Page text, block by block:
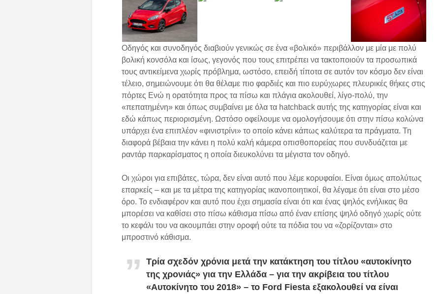
Οδηγός και συνοδηγός διαβιούν γενικώς σε ένα «βολικό» περιβάλλον με μία με πολύ
βολική κονσόλα και ίσως, γεγονός που τους επιτρέπει να τακτοποιούν τα προσωπικά
τους αντικείμενα χωρίς πρόβλημα, ωστόσο, επειδή τίποτα σε αυτόν τον κόσμο δεν είναι
τέλειο, σημειώνουμε ότι θα θέλαμε πιο φαρδιές και πιο ευρύχωρες πλευρικές θήκες στις
πόρτες Ενώ η ορατότητα προς τα πίσω και πλάγια ακολουθεί, λίγο-πολύ, την
«πεπατημένη» και όπως συμβαίνει με όλα τα hatchback αυτής της κατηγορίας είναι και
εδώ κάπως περιορισμένη. Ωστόσο οφείλουμε να ομολογήσουμε ότι στην πίσω κολώνα
υπάρχει ένα επιπλέον «φινιστρίνι» το οποίο κάνει κάπως καλύτερα τα πράγματα. Τη
διαφορά βέβαια την κάνει η πολύ καλή κάμερα οπισθοπορείας που συνδυάζεται με
ραντάρ παρκαρίσματος η οποία διευκολύνει τα μέγιστα τον οδηγό.
Οι χώροι για επιβάτες, τώρα, δεν είναι αυτό που λέμε κορυφαίοι. Είναι όμως απολύτως
επαρκείς – και με τα μέτρα της κατηγορίας ικανοποιητικοί, θα λέγαμε ότι είναι στο μέσο
όρο. Το ενδιαφέρον και αυτό που έχει σημασία είναι ότι και ένας ψηλός ενήλικας θα
μπορέσει να καθίσει στο πίσω κάθισμα πίσω από έναν επίσης ψηλό οδηγό χωρίς ούτε
το κεφάλι του να ακουμπάει στην οροφή ούτε τα πόδια του να «ζορίζονται» στο
μπροστινό κάθισμα.
Τρία σχεδόν χρόνια μετά την κατάκτηση του τίτλου «αυτοκίνητο
της χρονιάς» για την Ελλάδα – για την ακρίβεια του τίτλου
«Αυτοκίνητο του 2018» – το Ford Fiesta εξακολουθεί να είναι